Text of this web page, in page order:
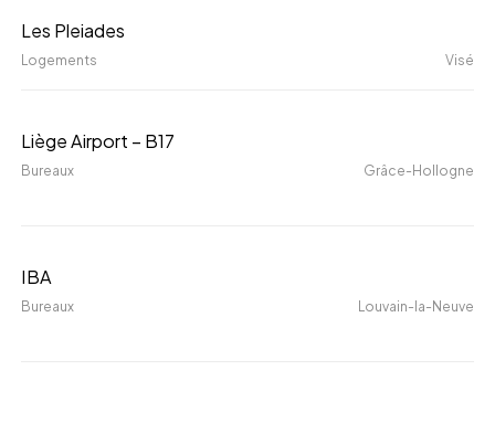
Les Pleiades
Logements Visé
Airport
Liège Airport – B17
Bureaux Grâce-Hollogne
IBA
Bureaux Louvain-la-Neuve